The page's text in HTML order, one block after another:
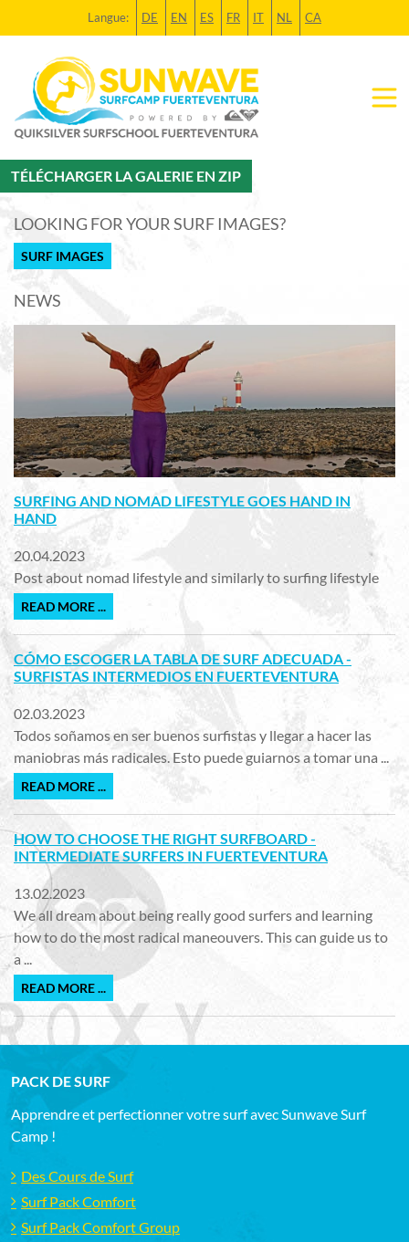
Langue: DE EN ES FR IT NL CA
TÉLÉCHARGER LA GALERIE EN ZIP
LOOKING FOR YOUR SURF IMAGES?
SURF IMAGES
NEWS
SURFING AND NOMAD LIFESTYLE GOES HAND IN
HAND
20.04.2023
Post about nomad lifestyle and similarly to surfing lifestyle
READ MORE ...
CÓMO ESCOGER LA TABLA DE SURF ADECUADA -
SURFISTAS INTERMEDIOS EN FUERTEVENTURA
02.03.2023
Todos soñamos en ser buenos surfistas y llegar a hacer las
maniobras más radicales. Esto puede guiarnos a tomar una ...
READ MORE ...
HOW TO CHOOSE THE RIGHT SURFBOARD -
INTERMEDIATE SURFERS IN FUERTEVENTURA
13.02.2023
We all dream about being really good surfers and learning
how to do the most radical maneouvers. This can guide us to
a ...
READ MORE ...
PACK DE SURF
Apprendre et perfectionner votre surf avec Sunwave Surf
Camp !
Des Cours de Surf
Surf Pack Comfort
Surf Pack Comfort Group